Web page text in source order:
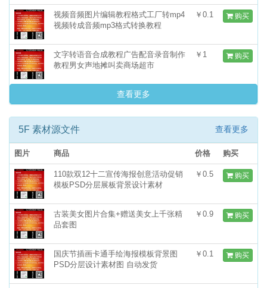
视频音频图片编辑教程格式工厂转mp4
视频转成音频mp3格式转换教程
￥0.1 购买
文字转语音合成教程广告配音录音制作
教程男女声地摊叫卖商场超市
￥1 购买
查看更多
5F 素材源文件 查看更多
图片 商品 价格 购买
110款双12十二宣传海报创意活动促销
模板PSD分层展板背景设计素材
￥0.5 购买
古装美女图片合集+赠送美女上千张精
品套图
￥0.9 购买
国庆节插画卡通手绘海报模板背景图
PSD分层设计素材图 自动发货
￥0.1 购买